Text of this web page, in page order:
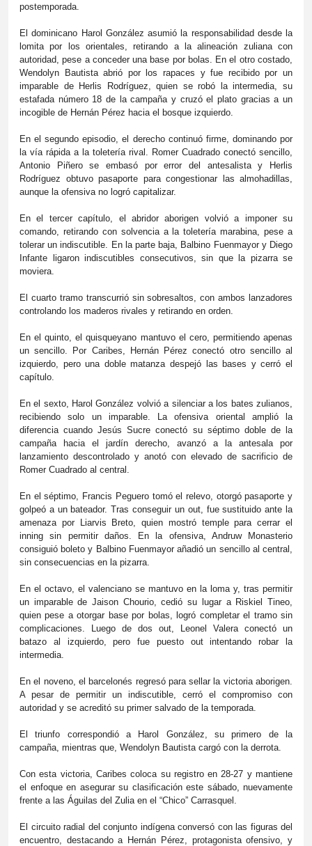
postemporada.
El dominicano Harol González asumió la responsabilidad desde la
lomita por los orientales, retirando a la alineación zuliana con
autoridad, pese a conceder una base por bolas. En el otro costado,
Wendolyn Bautista abrió por los rapaces y fue recibido por un
imparable de Herlis Rodríguez, quien se robó la intermedia, su
estafada número 18 de la campaña y cruzó el plato gracias a un
incogible de Hernán Pérez hacia el bosque izquierdo.
En el segundo episodio, el derecho continuó firme, dominando por
la vía rápida a la toletería rival. Romer Cuadrado conectó sencillo,
Antonio Piñero se embasó por error del antesalista y Herlis
Rodríguez obtuvo pasaporte para congestionar las almohadillas,
aunque la ofensiva no logró capitalizar.
En el tercer capítulo, el abridor aborigen volvió a imponer su
comando, retirando con solvencia a la toletería marabina, pese a
tolerar un indiscutible. En la parte baja, Balbino Fuenmayor y Diego
Infante ligaron indiscutibles consecutivos, sin que la pizarra se
moviera.
El cuarto tramo transcurrió sin sobresaltos, con ambos lanzadores
controlando los maderos rivales y retirando en orden.
En el quinto, el quisqueyano mantuvo el cero, permitiendo apenas
un sencillo. Por Caribes, Hernán Pérez conectó otro sencillo al
izquierdo, pero una doble matanza despejó las bases y cerró el
capítulo.
En el sexto, Harol González volvió a silenciar a los bates zulianos,
recibiendo solo un imparable. La ofensiva oriental amplió la
diferencia cuando Jesús Sucre conectó su séptimo doble de la
campaña hacia el jardín derecho, avanzó a la antesala por
lanzamiento descontrolado y anotó con elevado de sacrificio de
Romer Cuadrado al central.
En el séptimo, Francis Peguero tomó el relevo, otorgó pasaporte y
golpeó a un bateador. Tras conseguir un out, fue sustituido ante la
amenaza por Liarvis Breto, quien mostró temple para cerrar el
inning sin permitir daños. En la ofensiva, Andruw Monasterio
consiguió boleto y Balbino Fuenmayor añadió un sencillo al central,
sin consecuencias en la pizarra.
En el octavo, el valenciano se mantuvo en la loma y, tras permitir
un imparable de Jaison Chourio, cedió su lugar a Riskiel Tineo,
quien pese a otorgar base por bolas, logró completar el tramo sin
complicaciones. Luego de dos out, Leonel Valera conectó un
batazo al izquierdo, pero fue puesto out intentando robar la
intermedia.
En el noveno, el barcelonés regresó para sellar la victoria aborigen.
A pesar de permitir un indiscutible, cerró el compromiso con
autoridad y se acreditó su primer salvado de la temporada.
El triunfo correspondió a Harol González, su primero de la
campaña, mientras que, Wendolyn Bautista cargó con la derrota.
Con esta victoria, Caribes coloca su registro en 28-27 y mantiene
el enfoque en asegurar su clasificación este sábado, nuevamente
frente a las Águilas del Zulia en el “Chico” Carrasquel.
El circuito radial del conjunto indígena conversó con las figuras del
encuentro, destacando a Hernán Pérez, protagonista ofensivo, y